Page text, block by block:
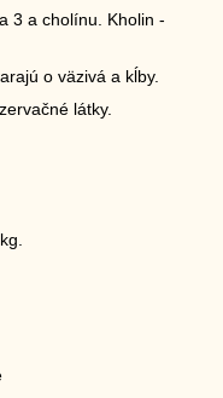
3 a cholínu. Kholin -
o väzivá a kĺby.
látky.